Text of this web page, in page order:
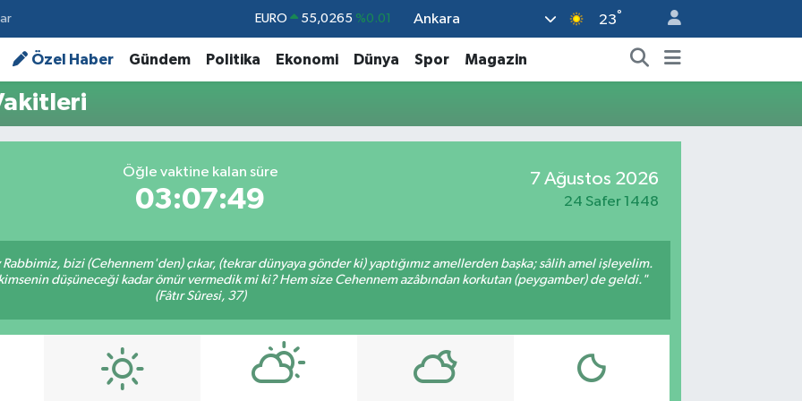
STERLİN 64,1897 %0.02
GRAM ALTIN 6574.81 %1.44
BİST100 13.887 %64
EURO
Ankara 23°
Özel Haber Gündem Politika Ekonomi Dünya Spor Magazin
Öğle vaktine kalan süre
03:07:48
7 Ağustos 2026
24 Safer 1448
bizi (Cehennem'den) çıkar, (tekrar dünyaya gönder ki) yaptığımız amellerden başka; sâlih amel işleyelim.
düşüneceği kadar ömür vermedik mi ki? Hem size Cehennem azâbından korkutan (peygamber) de geldi."
(Fâtır Sûresi, 37)